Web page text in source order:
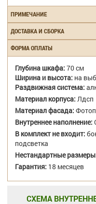
ПРИМЕЧАНИЕ
ДОСТАВКА И СБОРКА
ФОРМА ОПЛАТЫ
Глубина шкафа: 70 см
Ширина и высота: на
Раздвижная система:
Материал корпуса: Лдсп
Материал фасада:
Внутреннее наполнение:
В комплект не входит:
подсветка
Нестандартные
Гарантия: 18 месяцев
СХЕМА